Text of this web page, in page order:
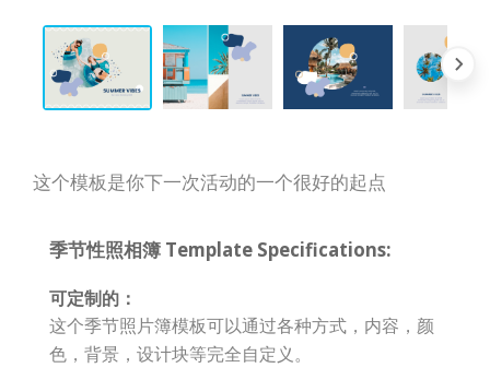
这个模板是你下一次活动的一个很好的起点
季节性照相簿 Template Specifications:
可定制的：
这个季节照片簿模板可以通过各种方式，内容，颜
色，背景，设计块等完全自定义。